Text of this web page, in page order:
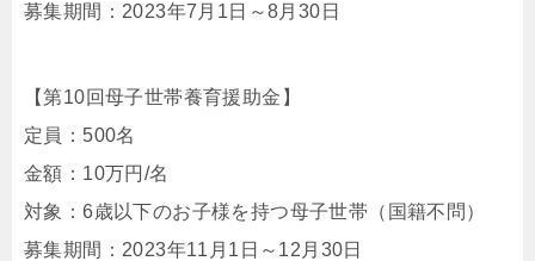
募集期間：2023年7月1日～8月30日
【第10回母子世帯養育援助金】
定員：500名
金額：10万円/名
対象：6歳以下のお子様を持つ母子世帯（国籍不問）
募集期間：2023年11月1日～12月30日